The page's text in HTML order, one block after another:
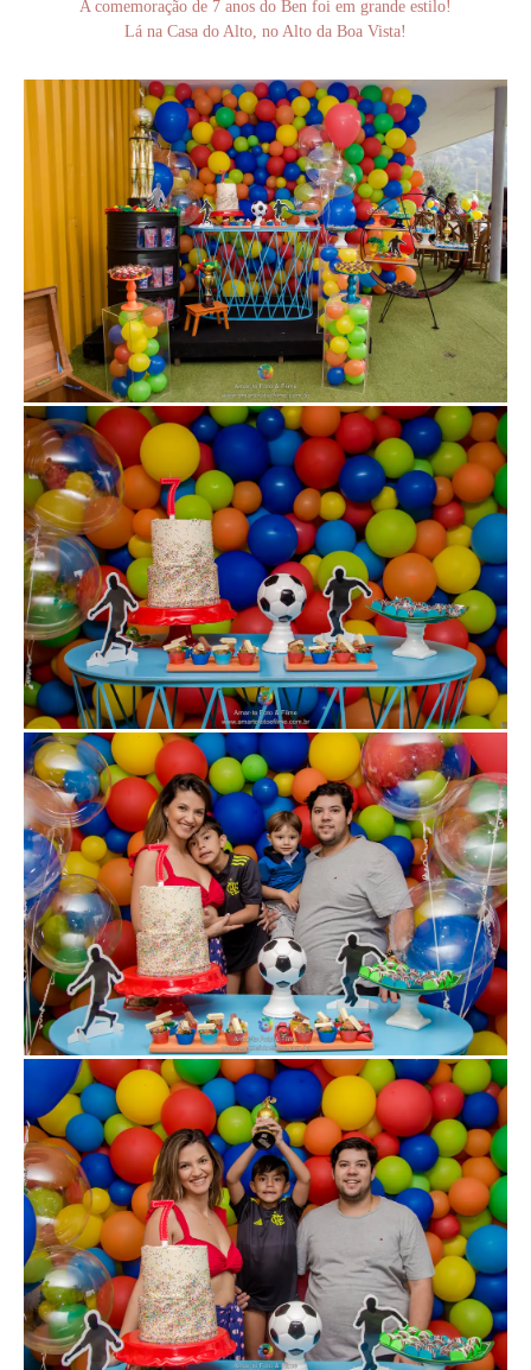
A comemoração de 7 anos do Ben foi em grande estilo!
Lá na Casa do Alto, no Alto da Boa Vista!